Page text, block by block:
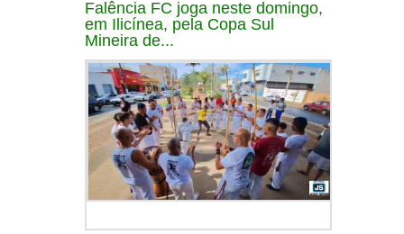
Falência FC joga neste domingo,
em Ilicínea, pela Copa Sul
Mineira de...